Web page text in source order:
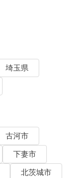
埼玉県
古河市
下妻市
北茨城市